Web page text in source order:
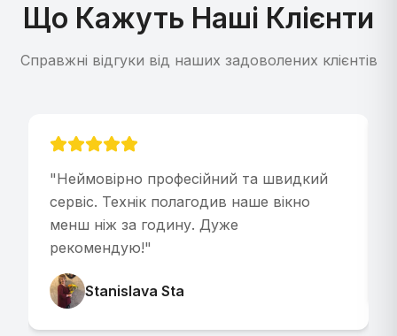
Що Кажуть Наші Клієнти
Справжні відгуки від наших задоволених клієнтів
"Неймовірно професійний та швидкий
сервіс. Технік полагодив наше вікно
менш ніж за годину. Дуже
рекомендую!"
Stanislava Sta